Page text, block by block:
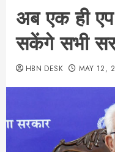
अब एक ही
सकेंगे सभी
HBN DESK MAY 12,